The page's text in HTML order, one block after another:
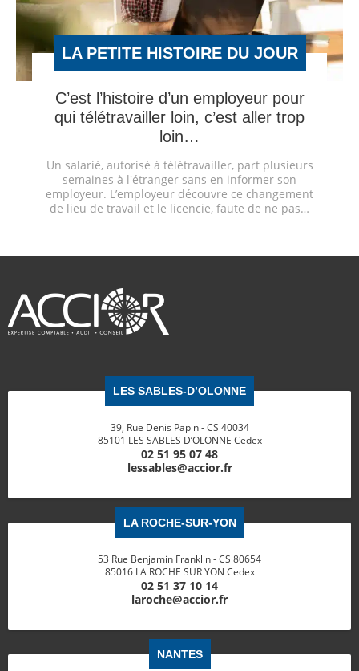
LA PETITE HISTOIRE DU JOUR
C’est l’histoire d’un employeur pour
qui télétravailler loin, c’est aller trop
loin…
Un salarié, autorisé à télétravailler, part plusieurs
semaines à l'étranger sans en informer son
employeur. L’employeur découvre ce changement
de lieu de travail et le licencie, faute de ne pas…
LES SABLES-D’OLONNE
39, Rue Denis Papin - CS 40034
85101 LES SABLES D’OLONNE Cedex
02 51 95 07 48
lessables@accior.fr
LA ROCHE-SUR-YON
53 Rue Benjamin Franklin - CS 80654
85016 LA ROCHE SUR YON Cedex
02 51 37 10 14
laroche@accior.fr
NANTES